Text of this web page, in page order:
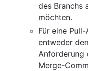
des Branchs
möchten.
Für eine
entweder
Anforderung
Merge-